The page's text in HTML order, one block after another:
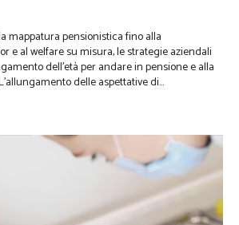
mappatura pensionistica fino alla
e al welfare su misura, le strategie aziendali
dell’età per andare in pensione e alla
dei candidati L’allungamento delle aspettative di...